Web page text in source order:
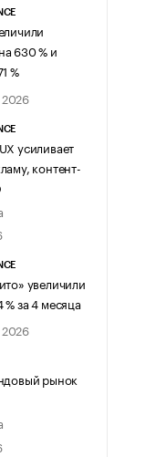
630 % и
%
2026
усиливает
контент-
увеличили
за 4 месяца
2026
рынок